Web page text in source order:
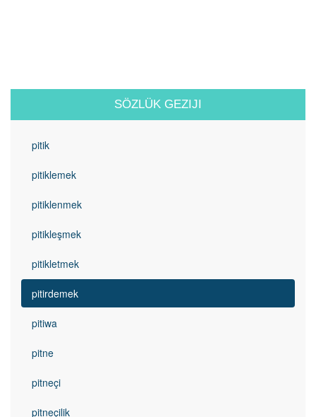
SÖZLÜK GEZIJI
pitik
pitiklemek
pitiklenmek
pitikleşmek
pitikletmek
pitirdemek
pitiwa
pitne
pitneçi
pitneçilik